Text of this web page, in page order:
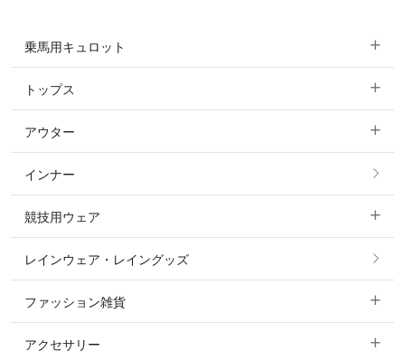
乗馬用キュロット
すべてのキュロット
フルグリップ・尻革 キュロット
ニーグリップ・膝革 キュロット
トップス
すべてのトップス
ポロシャツ
カットソー・Tシャツ・タンクトップ
パーカー・トレーナー・スウェット
アウター
すべてのアウター
コート
ジャケット・ブルゾン
インナー
競技用ウェア
すべての競技用ウェア
ショージャケット
ショーシャツ
レインウェア・レイングッズ
ファッション雑貨
すべてのファッション雑貨
アクセサリー